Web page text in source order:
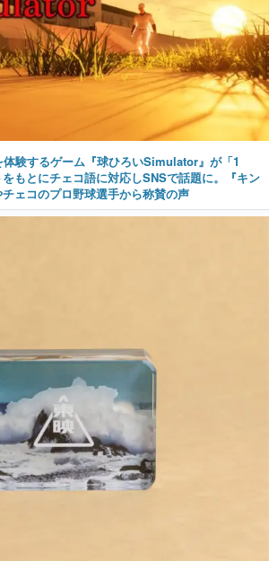
験するゲーム『球ひろいSimulator』が「1
もとにチェコ語に対応しSNSで話題に。『キン
ェコのプロ野球選手から称賛の声